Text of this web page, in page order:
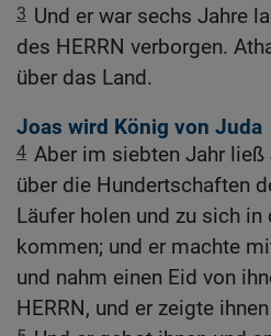
3 Und er war sechs Jahre
des HERRN verborgen.
über das Land.
Joas wird König von Juda
4 Aber im siebten Jahr
über die Hundertschaften
Läufer holen und zu sich in
kommen; und er machte
und nahm einen Eid von
HERRN, und er zeigte